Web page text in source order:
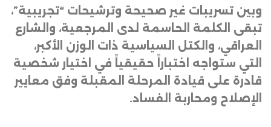
وبين تسريبات غير صحيحة وترشيحات “تجريبية”،
تبقى الكلمة الحاسمة لدى المرجعية، والشارع
العراقي، والكتل السياسية ذات الوزن الأكبر،
التي ستواجه اختباراً حقيقياً في اختيار شخصية
قادرة على قيادة المرحلة المقبلة وفق معايير
الإصلاح ومحاربة الفساد.